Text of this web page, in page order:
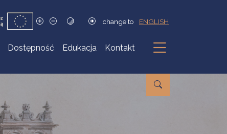
change to ENGLISH
Dostępność Edukacja Kontakt
Podmenu